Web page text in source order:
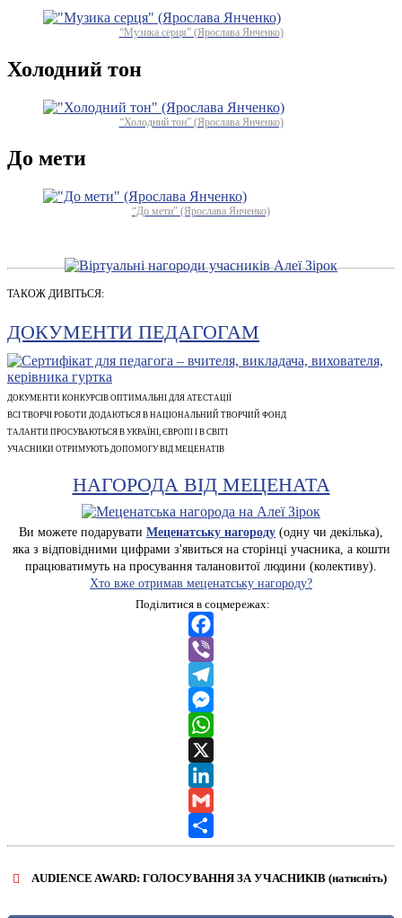
“Музика серця” (Ярослава Янченко)
Холодний тон
“Холодний тон” (Ярослава Янченко)
До мети
“До мети” (Ярослава Янченко)
ТАКОЖ ДИВІТЬСЯ:
ДОКУМЕНТИ ПЕДАГОГАМ
ДОКУМЕНТИ КОНКУРСІВ ОПТИМАЛЬНІ ДЛЯ АТЕСТАЦІЇ
ВСІ ТВОРЧІ РОБОТИ ДОДАЮТЬСЯ В НАЦІОНАЛЬНИЙ ТВОРЧИЙ ФОНД
ТАЛАНТИ ПРОСУВАЮТЬСЯ В УКРАЇНІ, ЄВРОПІ І В СВІТІ
УЧАСНИКИ ОТРИМУЮТЬ ДОПОМОГУ ВІД МЕЦЕНАТІВ
НАГОРОДА ВІД МЕЦЕНАТА
Ви можете подарувати Меценатську нагороду (одну чи декілька),
яка з відповідними цифрами з'явиться на сторінці учасника, а кошти
працюватимуть на просування талановитої людини (колективу).
Хто вже отримав меценатську нагороду?
Поділитися в соцмережах:
Facebook
Viber
Telegram
Messenger
WhatsApp
X
LinkedIn
Gmail
Share
AUDIENCE AWARD: ГОЛОСУВАННЯ ЗА УЧАСНИКІВ (натисніть)